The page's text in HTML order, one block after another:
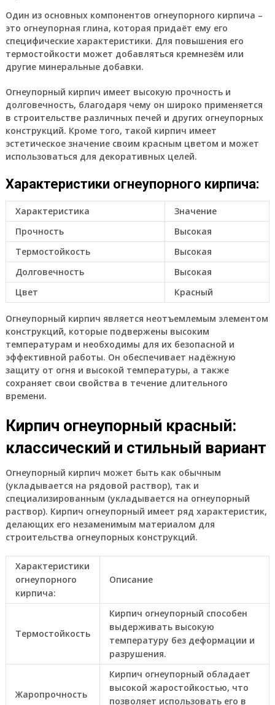
Один из основных компонентов огнеупорного кирпича –
это огнеупорная глина, которая придаёт ему его
специфические характеристики. Для повышения его
термостойкости может добавляться кремнезём или
другие минеральные добавки.
Огнеупорный кирпич имеет высокую прочность и
долговечность, благодаря чему он широко применяется
в строительстве различных печей и других огнеупорных
конструкций. Кроме того, такой кирпич имеет
эстетическое значение своим красным цветом и может
использоваться для декоративных целей.
Характеристики огнеупорного кирпича:
Характеристика
Значение
Прочность
Высокая
Термостойкость
Высокая
Долговечность
Высокая
Цвет
Красный
Огнеупорный кирпич является неотъемлемым элементом
конструкций, которые подвержены высоким
температурам и необходимы для их безопасной и
эффективной работы. Он обеспечивает надёжную
защиту от огня и высокой температуры, а также
сохраняет свои свойства в течение длительного
времени.
Кирпич огнеупорный красный:
классический и стильный вариант
Огнеупорный кирпич может быть как обычным
(укладывается на рядовой раствор), так и
специализированным (укладывается на огнеупорный
раствор). Кирпич огнеупорный имеет ряд характеристик,
делающих его незаменимым материалом для
строительства огнеупорных конструкций.
Характеристики
огнеупорного
кирпича:
Описание
Термостойкость
Кирпич огнеупорный способен
выдерживать высокую
температуру без деформации и
разрушения.
Жаропрочность
Кирпич огнеупорный обладает
высокой жаростойкостью, что
позволяет использовать его в